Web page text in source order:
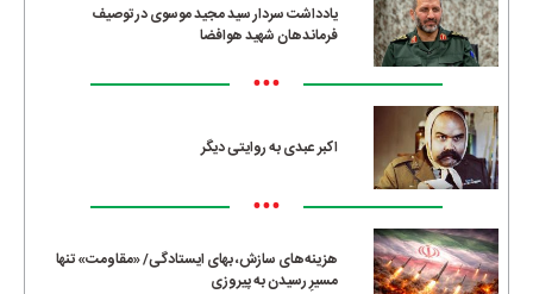
یادداشت سردار سید مجید موسوی در توصیف
فرماندهان شهید هوافضا
•••
اکبر عبدی به روایتی دیگر
•••
هزینه‌های سازش، بهای ایستادگی/ «مقاومت» تنها
مسیرِ رسیدن به پیروزی